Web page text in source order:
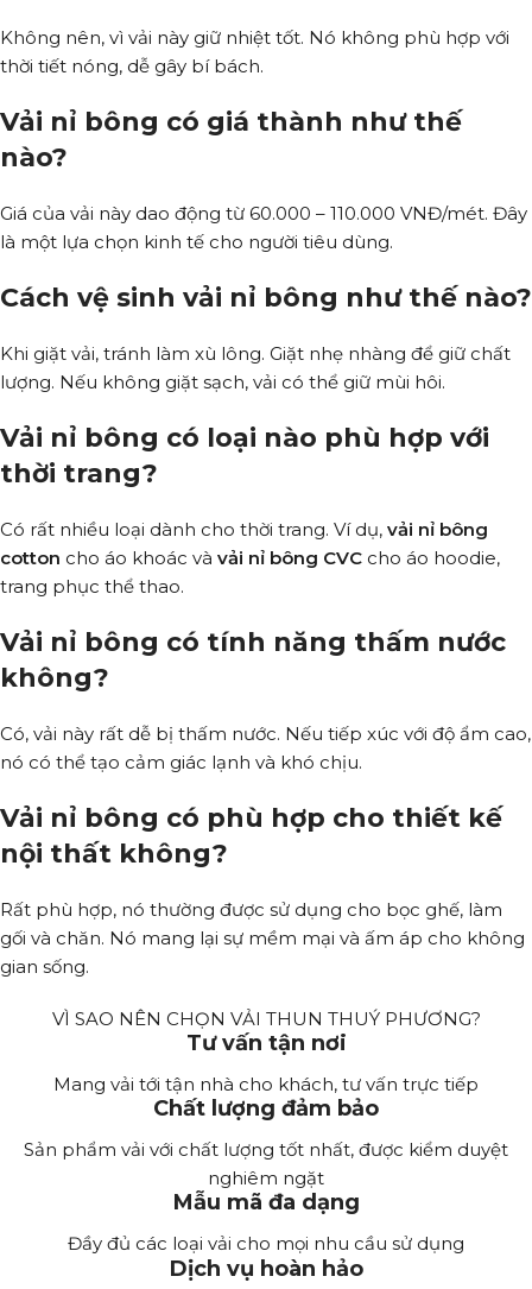
Không nên, vì vải này giữ nhiệt tốt. Nó không phù hợp với
thời tiết nóng, dễ gây bí bách.
Vải nỉ bông có giá thành như thế
nào?
Giá của vải này dao động từ 60.000 – 110.000 VNĐ/mét. Đây
là một lựa chọn kinh tế cho người tiêu dùng.
Cách vệ sinh vải nỉ bông như thế nào?
Khi giặt vải, tránh làm xù lông. Giặt nhẹ nhàng để giữ chất
lượng. Nếu không giặt sạch, vải có thể giữ mùi hôi.
Vải nỉ bông có loại nào phù hợp với
thời trang?
Có rất nhiều loại dành cho thời trang. Ví dụ, vải nỉ bông
cotton cho áo khoác và vải nỉ bông CVC cho áo hoodie,
trang phục thể thao.
Vải nỉ bông có tính năng thấm nước
không?
Có, vải này rất dễ bị thấm nước. Nếu tiếp xúc với độ ẩm cao,
nó có thể tạo cảm giác lạnh và khó chịu.
Vải nỉ bông có phù hợp cho thiết kế
nội thất không?
Rất phù hợp, nó thường được sử dụng cho bọc ghế, làm
gối và chăn. Nó mang lại sự mềm mại và ấm áp cho không
gian sống.
VÌ SAO NÊN CHỌN VẢI THUN THUÝ PHƯƠNG?
Tư vấn tận nơi
Mang vải tới tận nhà cho khách, tư vấn trực tiếp
Chất lượng đảm bảo
Sản phẩm vải với chất lượng tốt nhất, được kiểm duyệt
nghiêm ngặt
Mẫu mã đa dạng
Đầy đủ các loại vải cho mọi nhu cầu sử dụng
Dịch vụ hoàn hảo